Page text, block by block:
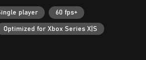
player 60 fps+
Optimized for Xbox Series X|S